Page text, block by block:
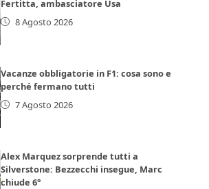
Fertitta, ambasciatore Usa
8 Agosto 2026
Vacanze obbligatorie in F1: cosa sono e
perché fermano tutti
7 Agosto 2026
Alex Marquez sorprende tutti a
Silverstone: Bezzecchi insegue, Marc
chiude 6°